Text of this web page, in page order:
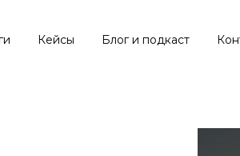
Кейсы Блог и подкаст